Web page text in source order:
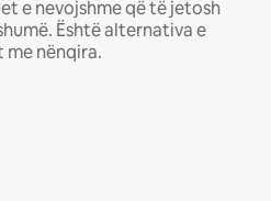
e nevojshme që të jetosh
Është alternativa e
me nënqira.